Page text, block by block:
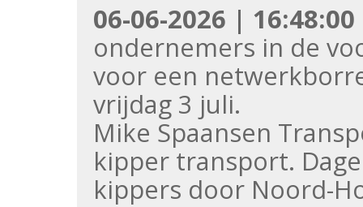
06-06-2026 | 16:48:00
ondernemers in de
voor een
vrijdag 3 juli.
Mike Spaansen
kipper transport.
kippers door Noord-